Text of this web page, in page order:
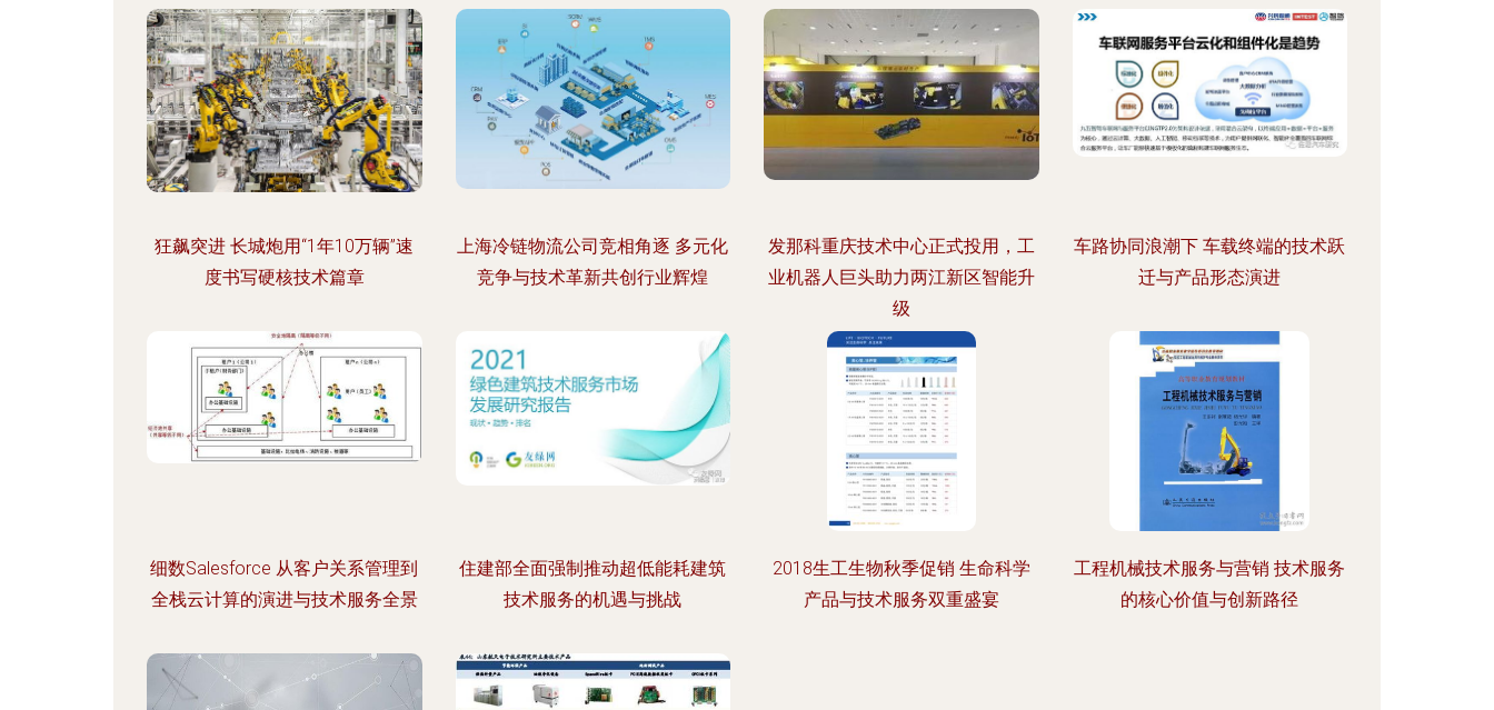
狂飙突进 长城炮用“1年10万辆”速
度书写硬核技术篇章
上海冷链物流公司竞相角逐 多元化
竞争与技术革新共创行业辉煌
发那科重庆技术中心正式投用，工
业机器人巨头助力两江新区智能升
级
车路协同浪潮下 车载终端的技术跃
迁与产品形态演进
细数Salesforce 从客户关系管理到
全栈云计算的演进与技术服务全景
住建部全面强制推动超低能耗建筑
技术服务的机遇与挑战
2018生工生物秋季促销 生命科学
产品与技术服务双重盛宴
工程机械技术服务与营销 技术服务
的核心价值与创新路径